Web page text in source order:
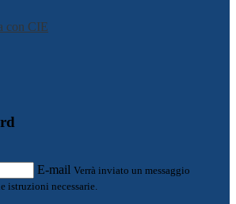
con CIE
E-mail Verrà inviato un messaggio
istruzioni necessarie.